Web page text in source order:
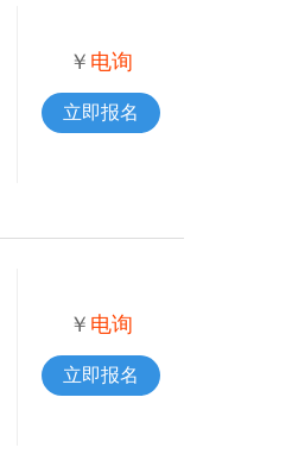
￥ 电询
立即报名
￥ 电询
立即报名